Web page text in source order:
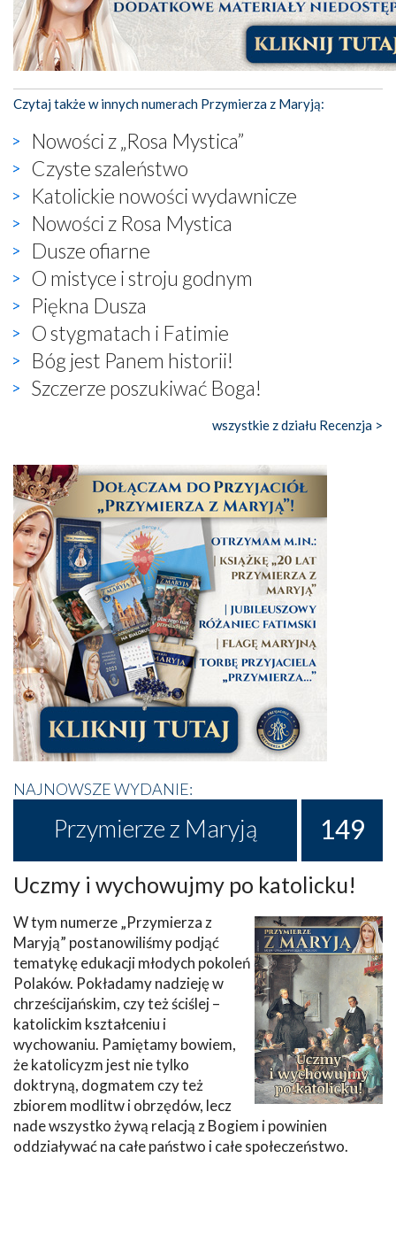
Czytaj także w innych numerach Przymierza z Maryją:
Nowości z „Rosa Mystica”
Czyste szaleństwo
Katolickie nowości wydawnicze
Nowości z Rosa Mystica
Dusze ofiarne
O mistyce i stroju godnym
Piękna Dusza
O stygmatach i Fatimie
Bóg jest Panem historii!
Szczerze poszukiwać Boga!
wszystkie z działu Recenzja >
NAJNOWSZE WYDANIE:
Przymierze z Maryją 149
Uczmy i wychowujmy po katolicku!
W tym numerze „Przymierza z
Maryją” postanowiliśmy podjąć
tematykę edukacji młodych pokoleń
Polaków. Pokładamy nadzieję w
chrześcijańskim, czy też ściślej –
katolickim kształceniu i
wychowaniu. Pamiętamy bowiem,
że katolicyzm jest nie tylko
doktryną, dogmatem czy też
zbiorem modlitw i obrzędów, lecz
nade wszystko żywą relacją z Bogiem i powinien
oddziaływać na całe państwo i całe społeczeństwo.